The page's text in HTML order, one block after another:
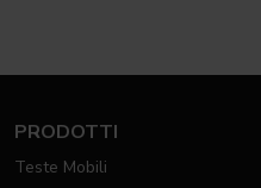
PRODOTTI
Teste Mobili